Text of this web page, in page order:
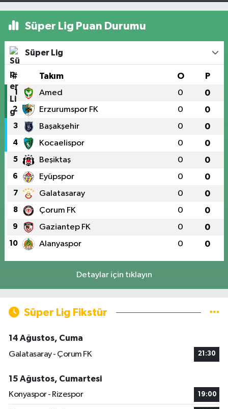
Süper Lig Puan Durumu
Süper Lig
# Takım O P
1 Amed 0 0
2 Erzurumspor FK 0 0
3 Başakşehir 0 0
4 Kocaelispor 0 0
5 Beşiktaş 0 0
6 Eyüpspor 0 0
7 Galatasaray 0 0
8 Çorum FK 0 0
9 Gaziantep FK 0 0
10 Alanyaspor 0 0
Detaylar için tıklayın
Süper Lig Fikstür
14 Ağustos, Cuma
Galatasaray - Çorum FK
21:30
15 Ağustos, Cumartesi
Konyaspor - Rizespor
19:00